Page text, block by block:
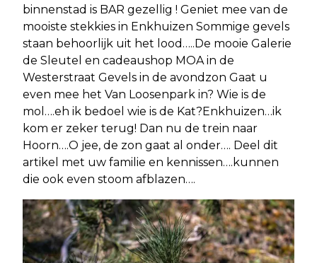
binnenstad is BAR gezellig ! Geniet mee van de
mooiste stekkies in Enkhuizen Sommige gevels
staan behoorlijk uit het lood…..De mooie Galerie
de Sleutel en cadeaushop MOA in de
Westerstraat Gevels in de avondzon Gaat u
even mee het Van Loosenpark in? Wie is de
mol….eh ik bedoel wie is de Kat?Enkhuizen…ik
kom er zeker terug! Dan nu de trein naar
Hoorn….O jee, de zon gaat al onder…. Deel dit
artikel met uw familie en kennissen….kunnen
die ook even stoom afblazen….